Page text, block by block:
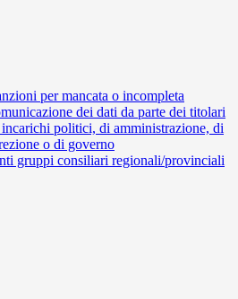
per mancata o incompleta
dei dati da parte dei titolari
politici, di amministrazione, di
o di governo
gruppi consiliari regionali/provinciali